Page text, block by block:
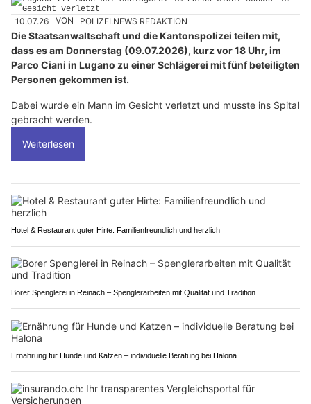
10.07.26 VON POLIZEI.NEWS REDAKTION
Die Staatsanwaltschaft und die Kantonspolizei teilen mit,
dass es am Donnerstag (09.07.2026), kurz vor 18 Uhr, im
Parco Ciani in Lugano zu einer Schlägerei mit fünf beteiligten
Personen gekommen ist.
Dabei wurde ein Mann im Gesicht verletzt und musste ins Spital
gebracht werden.
Weiterlesen
Hotel & Restaurant guter Hirte: Familienfreundlich und herzlich
Borer Spenglerei in Reinach – Spenglerarbeiten mit Qualität und Tradition
Ernährung für Hunde und Katzen – individuelle Beratung bei Halona